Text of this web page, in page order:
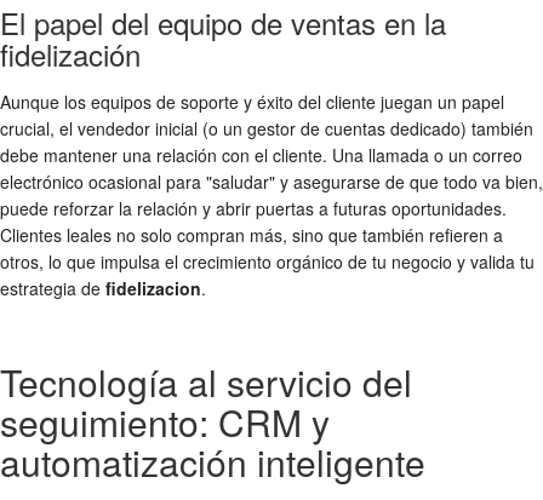
El papel del equipo de ventas en la
fidelización
Aunque los equipos de soporte y éxito del cliente juegan un papel
crucial, el vendedor inicial (o un gestor de cuentas dedicado) también
debe mantener una relación con el cliente. Una llamada o un correo
electrónico ocasional para "saludar" y asegurarse de que todo va bien,
puede reforzar la relación y abrir puertas a futuras oportunidades.
Clientes leales no solo compran más, sino que también refieren a
otros, lo que impulsa el crecimiento orgánico de tu negocio y valida tu
estrategia de fidelizacion.
Tecnología al servicio del
seguimiento: CRM y
automatización inteligente